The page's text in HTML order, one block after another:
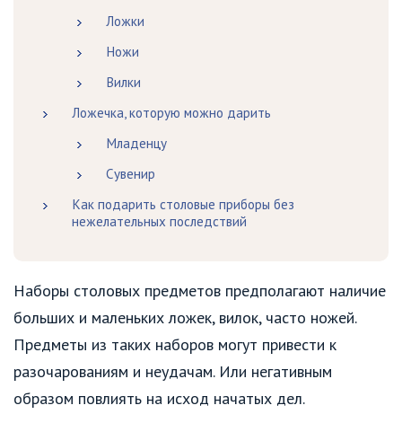
Ложки
Ножи
Вилки
Ложечка, которую можно дарить
Младенцу
Сувенир
Как подарить столовые приборы без
нежелательных последствий
Наборы столовых предметов предполагают наличие
больших и маленьких ложек, вилок, часто ножей.
Предметы из таких наборов могут привести к
разочарованиям и неудачам. Или негативным
образом повлиять на исход начатых дел.